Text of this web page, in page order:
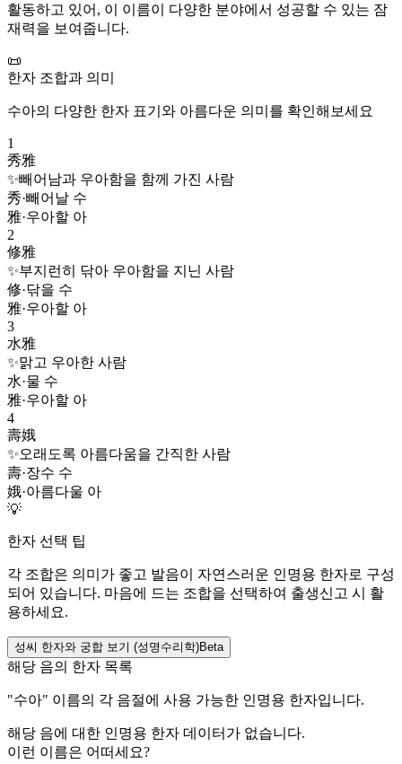
활동하고 있어, 이 이름이 다양한 분야에서 성공할 수 있는 잠
재력을 보여줍니다.
📜
한자 조합과 의미
수아의 다양한 한자 표기와 아름다운 의미를 확인해보세요
1
秀雅
✨빼어남과 우아함을 함께 가진 사람
秀·빼어날 수
雅·우아할 아
2
修雅
✨부지런히 닦아 우아함을 지닌 사람
修·닦을 수
雅·우아할 아
3
水雅
✨맑고 우아한 사람
水·물 수
雅·우아할 아
4
壽娥
✨오래도록 아름다움을 간직한 사람
壽·장수 수
娥·아름다울 아
💡
한자 선택 팁
각 조합은 의미가 좋고 발음이 자연스러운 인명용 한자로 구성
되어 있습니다. 마음에 드는 조합을 선택하여 출생신고 시 활
용하세요.
성씨 한자와 궁합 보기 (성명수리학)Beta
해당 음의 한자 목록
"수아" 이름의 각 음절에 사용 가능한 인명용 한자입니다.
해당 음에 대한 인명용 한자 데이터가 없습니다.
이런 이름은 어떠세요?